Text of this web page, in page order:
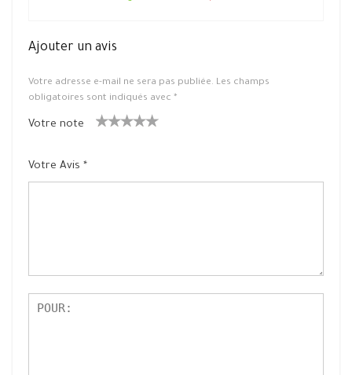
Ajouter un avis
Votre adresse e-mail ne sera pas publiée. Les champs
obligatoires sont indiqués avec *
Votre note
oil
sur
Votre Avis *